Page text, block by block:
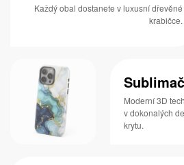
Každý obal dostanete v luxusní dřevěné
krabičce.
Moderní 3D
v dokonalých
krytu.